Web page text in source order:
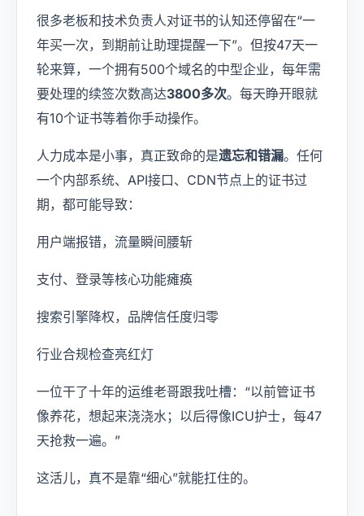
很多老板和技术负责人对证书的认知还停留在“一
年买一次，到期前让助理提醒一下”。但按47天一
轮来算，一个拥有500个域名的中型企业，每年需
要处理的续签次数高达3800多次。每天睁开眼就
有10个证书等着你手动操作。
人力成本是小事，真正致命的是遗忘和错漏。任何
一个内部系统、API接口、CDN节点上的证书过
期，都可能导致：
用户端报错，流量瞬间腰斩
支付、登录等核心功能瘫痪
搜索引擎降权，品牌信任度归零
行业合规检查亮红灯
一位干了十年的运维老哥跟我吐槽：“以前管证书
像养花，想起来浇浇水；以后得像ICU护士，每47
天抢救一遍。”
这活儿，真不是靠“细心”就能扛住的。